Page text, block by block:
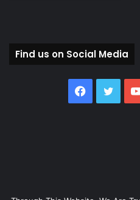
Find us on Social Media
Facebook